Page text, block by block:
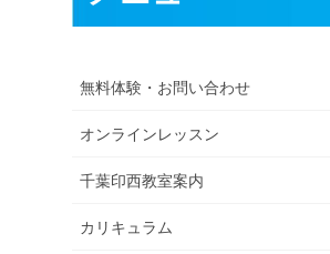
無料体験・お問い合わせ
オンラインレッスン
千葉印西教室案内
カリキュラム